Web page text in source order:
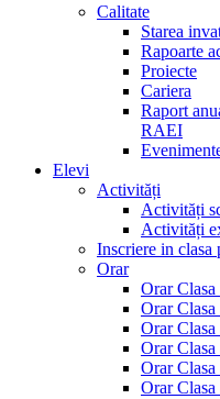
Calitate
Starea
Rapoarte
Proiecte
Cariera
Raport
RAEI
Elevi
Activități
Activități
Activități
Inscriere in clasa
Orar
Orar Clasa
Orar Clasa
Orar Clasa
Orar
Orar Clasa
Orar Clasa